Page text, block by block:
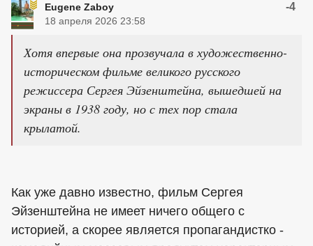
Eugene Zaboy -4
18 апреля 2026 23:58
Хотя впервые она прозвучала в художественно-
историческом фильме великого русского
режиссера Сергея Эйзенштейна, вышедшей на
экраны в 1938 году, но с тех пор стала
крылатой.
Как уже давно известно, фильм Сергея
Эйзенштейна не имеет ничего общего с
историей, а скорее является пропагандистко -